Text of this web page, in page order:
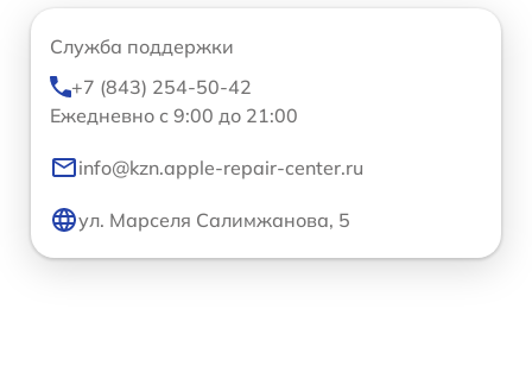
Служба поддержки
+7 (843) 254-50-42
Ежедневно с 9:00 до 21:00
info@kzn.apple-repair-center.ru
ул. Марселя Салимжанова, 5